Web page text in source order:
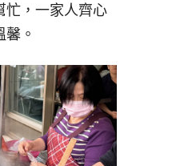
忙，一家人齊心
。